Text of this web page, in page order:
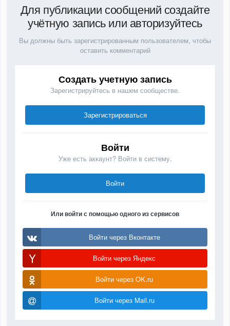
Для публикации сообщений создайте
учётную запись или авторизуйтесь
Вы должны быть зарегистрированным пользователем, чтобы
оставить комментарий
Создать учетную запись
Зарегистрируйтесь в нашем сообществе.
Зарегистрироваться
Войти
Уже есть аккаунт? Войти в систему.
Войти
Или войти с помощью одного из сервисов
Войти через Вконтакте
Войти через Яндекс
Войти через OK.ru
Войти через Mail.ru